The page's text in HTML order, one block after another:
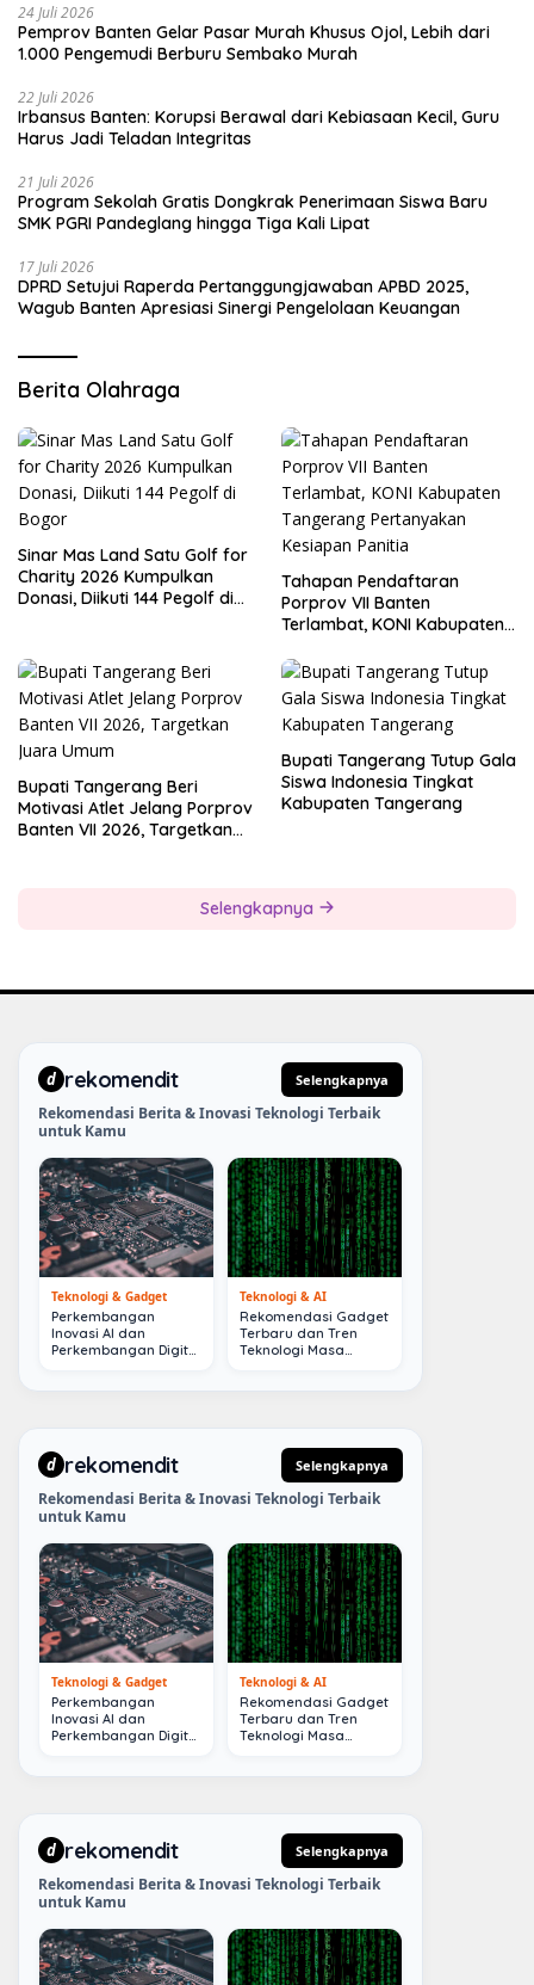
24 Juli 2026
Pemprov Banten Gelar Pasar Murah Khusus Ojol, Lebih dari
1.000 Pengemudi Berburu Sembako Murah
22 Juli 2026
Irbansus Banten: Korupsi Berawal dari Kebiasaan Kecil, Guru
Harus Jadi Teladan Integritas
21 Juli 2026
Program Sekolah Gratis Dongkrak Penerimaan Siswa Baru
SMK PGRI Pandeglang hingga Tiga Kali Lipat
17 Juli 2026
DPRD Setujui Raperda Pertanggungjawaban APBD 2025,
Wagub Banten Apresiasi Sinergi Pengelolaan Keuangan
Berita Olahraga
Sinar Mas Land Satu Golf for
Charity 2026 Kumpulkan
Donasi, Diikuti 144 Pegolf di
Tahapan Pendaftaran
Porprov VII Banten
Terlambat, KONI Kabupaten
Kesiapan Panitia
Bupati Tangerang Beri
Motivasi Atlet Jelang Porprov
Banten VII 2026, Targetkan
Bupati Tangerang Tutup Gala
Siswa Indonesia Tingkat
Kabupaten Tangerang
Selengkapnya
d rekomendit Selengkapnya
Rekomendasi Berita & Inovasi Teknologi Terbaik
untuk Kamu
Teknologi & Gadget
Perkembangan
Inovasi AI dan
Perkembangan Digital
Teknologi & AI
Rekomendasi Gadget
Terbaru dan Tren
Teknologi Masa
d rekomendit Selengkapnya
Rekomendasi Berita & Inovasi Teknologi Terbaik
untuk Kamu
Teknologi & Gadget
Perkembangan
Inovasi AI dan
Perkembangan Digital
Teknologi & AI
Rekomendasi Gadget
Terbaru dan Tren
Teknologi Masa
d rekomendit Selengkapnya
Rekomendasi Berita & Inovasi Teknologi Terbaik
untuk Kamu